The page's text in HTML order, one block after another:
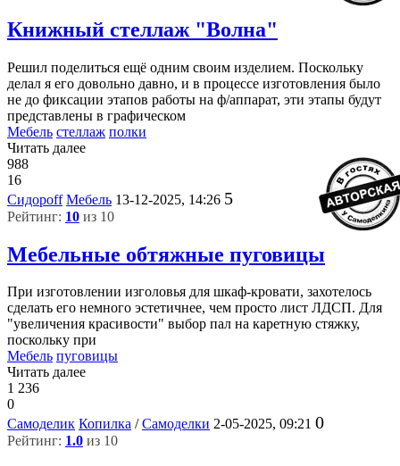
Книжный стеллаж "Волна"
Решил поделиться ещё одним своим изделием. Поскольку
делал я его довольно давно, и в процессе изготовления было
не до фиксации этапов работы на ф/аппарат, эти этапы будут
представлены в графическом
Мебель стеллаж полки
Читать далее
988
16
Сидороff Мебель 13-12-2025, 14:26 5
Рейтинг: 10 из 10
Мебельные обтяжные пуговицы
При изготовлении изголовья для шкаф-кровати, захотелось
сделать его немного эстетичнее, чем просто лист ЛДСП. Для
"увеличения красивости" выбор пал на каретную стяжку,
поскольку при
Мебель пуговицы
Читать далее
1 236
0
Самоделик Копилка /Самоделки 2-05-2025, 09:21 0
Рейтинг: 1.0 из 10